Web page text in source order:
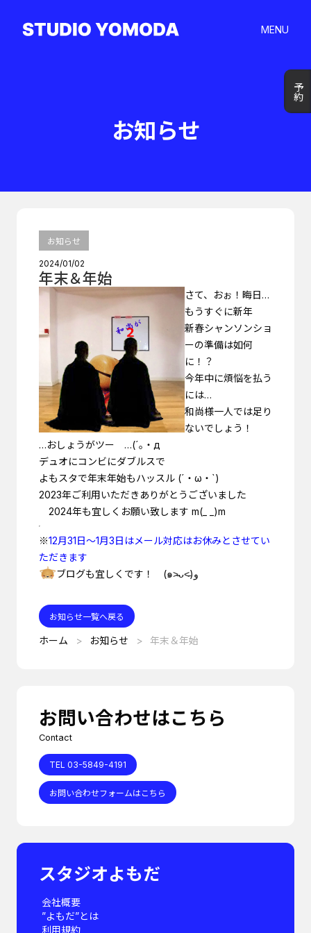
MENU
予約
予約
お知らせ
お知らせ
2024/01/02
年末＆年始
さて、おぉ！晦日…
もうすぐに新年
新春シャンソンショ
ーの準備は如何
に！？
今年中に煩悩を払う
には…
和尚様一人では足り
ないでしょう！
…おしょうがツー …(´｡・д
デュオにコンビにダブルスで
よもスタで年末年始もハッスル (´・ω・`)
2023年ご利用いただきありがとうございました
2024年も宜しくお願い致します m(_ _)m
※12月31日～1月3日はメール対応はお休みとさせてい
ただきます
ブログも宜しくです！
(๑˃̵ᴗ˂̵)و
お知らせ一覧へ戻る
ホーム お知らせ 年末＆年始
お問い合わせはこちら
Contact
TEL 03-5849-4191
お問い合わせフォームはこちら
スタジオよもだ
会社概要
”よもだ”とは
利用規約